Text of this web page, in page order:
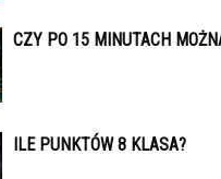
CZY PO 15 MINUTACH
ILE PUNKTÓW 8 KLASA?